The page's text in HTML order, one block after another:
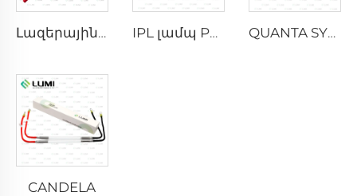
Լազերային քսենոնային լամպ L2021-7×65×130 մմ IPL լամպ P2021-7×65×130 մմ QUANTA SYSTEM
CANDELA